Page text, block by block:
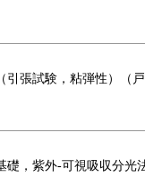
引張試験，粘弾性）（戸
礎，紫外-可視吸収分光